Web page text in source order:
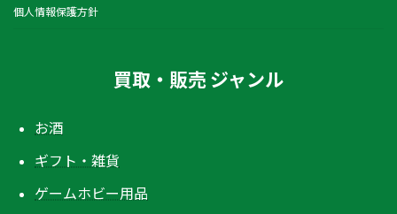
個人情報保護方針
買取・販売 ジャンル
お酒
ギフト・雑貨
ゲームホビー用品